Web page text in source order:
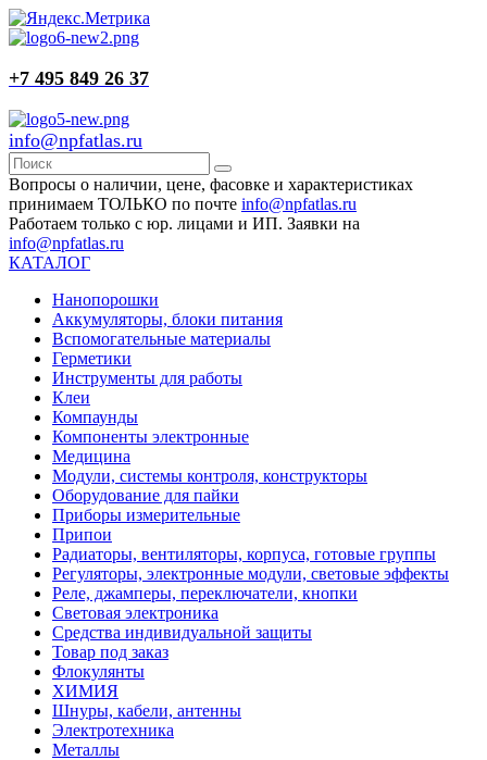
+7 495 849 26 37
info@npfatlas.ru
Вопросы о наличии, цене, фасовке и характеристиках
принимаем ТОЛЬКО по почте info@npfatlas.ru
Работаем только с юр. лицами и ИП. Заявки на
info@npfatlas.ru
КАТАЛОГ
Нанопорошки
Аккумуляторы, блоки питания
Вспомогательные материалы
Герметики
Инструменты для работы
Клеи
Компаунды
Компоненты электронные
Медицина
Модули, системы контроля, конструкторы
Оборудование для пайки
Приборы измерительные
Припои
Радиаторы, вентиляторы, корпуса, готовые группы
Регуляторы, электронные модули, световые эффекты
Реле, джамперы, переключатели, кнопки
Световая электроника
Средства индивидуальной защиты
Товар под заказ
Флокулянты
ХИМИЯ
Шнуры, кабели, антенны
Электротехника
Металлы